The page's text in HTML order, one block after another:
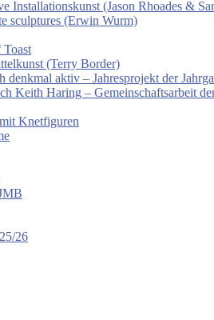
Installationskunst (Jason Rhoades &
sculptures (Erwin Wurm)
(Terry Border)
denkmal aktiv – Jahresprojekt der
Keith Haring – Gemeinschaftsarbeit
Knetfiguren
26